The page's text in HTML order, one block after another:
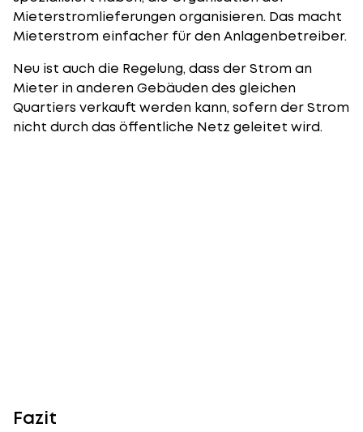
Mieterstromlieferungen organisieren. Das macht
Mieterstrom einfacher für den Anlagenbetreiber.
Neu ist auch die Regelung, dass der Strom an
Mieter in anderen Gebäuden des gleichen
Quartiers verkauft werden kann, sofern der Strom
nicht durch das öffentliche Netz geleitet wird.
Fazit